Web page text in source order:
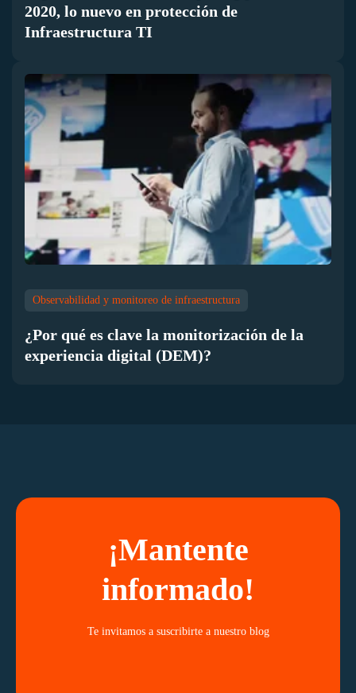
2020, lo nuevo en protección de
Infraestructura TI
Observabilidad y monitoreo de infraestructura
¿Por qué es clave la monitorización de la
experiencia digital (DEM)?
¡Mantente
informado!
Te invitamos a suscribirte a nuestro blog